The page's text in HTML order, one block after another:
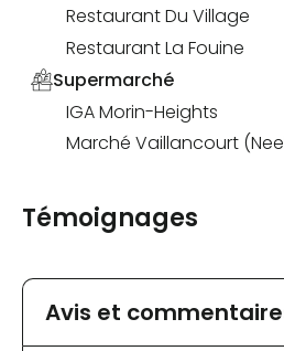
Restaurant Du Village
Restaurant La Fouine
Supermarché
IGA Morin-Heights
Marché Vaillancourt
Témoignages
Avis et